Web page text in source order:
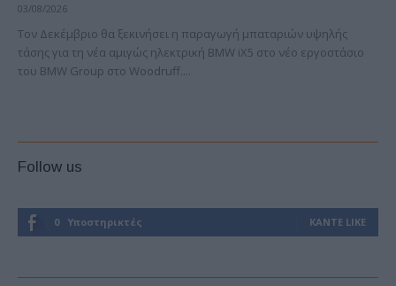
03/08/2026
Τον Δεκέμβριο θα ξεκινήσει η παραγωγή μπαταριών υψηλής
τάσης για τη νέα αμιγώς ηλεκτρική BMW iX5 στο νέο εργοστάσιο
του BMW Group στο Woodruff....
Follow us
0 Υποστηρικτές ΚΆΝΤΕ LIKE